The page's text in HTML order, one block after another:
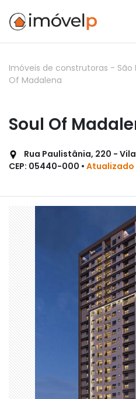
Imóveis de construtoras - São
Of Madalena
Soul Of
Rua Paulistânia, 220 -
CEP: 05440-000 • Atualizado